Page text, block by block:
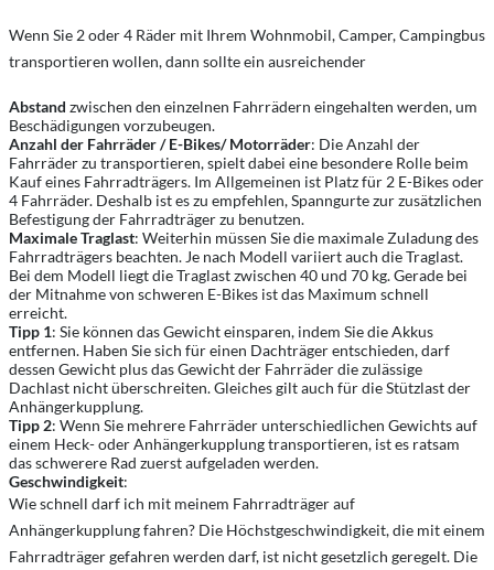
Wenn Sie 2 oder 4 Räder mit Ihrem Wohnmobil, Camper, Campingbus
transportieren wollen, dann sollte ein ausreichender
Abstand zwischen den einzelnen Fahrrädern eingehalten werden, um
Beschädigungen vorzubeugen.
Anzahl der Fahrräder / E-Bikes/ Motorräder: Die Anzahl der
Fahrräder zu transportieren, spielt dabei eine besondere Rolle beim
Kauf eines Fahrradträgers. Im Allgemeinen ist Platz für 2 E-Bikes oder
4 Fahrräder. Deshalb ist es zu empfehlen, Spanngurte zur zusätzlichen
Befestigung der Fahrradträger zu benutzen.
Maximale Traglast: Weiterhin müssen Sie die maximale Zuladung des
Fahrradträgers beachten. Je nach Modell variiert auch die Traglast.
Bei dem Modell liegt die Traglast zwischen 40 und 70 kg. Gerade bei
der Mitnahme von schweren E-Bikes ist das Maximum schnell
erreicht.
Tipp 1: Sie können das Gewicht einsparen, indem Sie die Akkus
entfernen. Haben Sie sich für einen Dachträger entschieden, darf
dessen Gewicht plus das Gewicht der Fahrräder die zulässige
Dachlast nicht überschreiten. Gleiches gilt auch für die Stützlast der
Anhängerkupplung.
Tipp 2: Wenn Sie mehrere Fahrräder unterschiedlichen Gewichts auf
einem Heck- oder Anhängerkupplung transportieren, ist es ratsam
das schwerere Rad zuerst aufgeladen werden.
Geschwindigkeit:
Wie schnell darf ich mit meinem Fahrradträger auf
Anhängerkupplung fahren? Die Höchstgeschwindigkeit, die mit einem
Fahrradträger gefahren werden darf, ist nicht gesetzlich geregelt. Die